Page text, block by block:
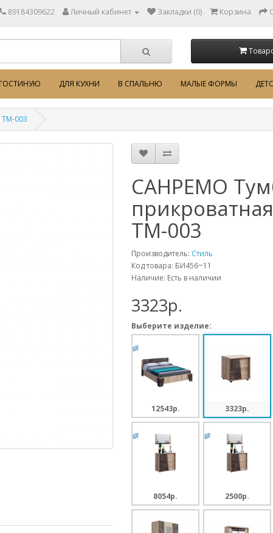
89184309622 Личный кабинет Закладки (0) Корзина
ДЛЯ КУХНИ В СПАЛЬНЮ МАЛЫЕ ФОРМЫ
003
САНРЕМО
ТМ-003
Производитель: Стиль
Код товара: БИ456~11
Наличие: Есть в наличии
3323p.
Выберите изделие:
12543p. 3323p.
8054p. 2500p.